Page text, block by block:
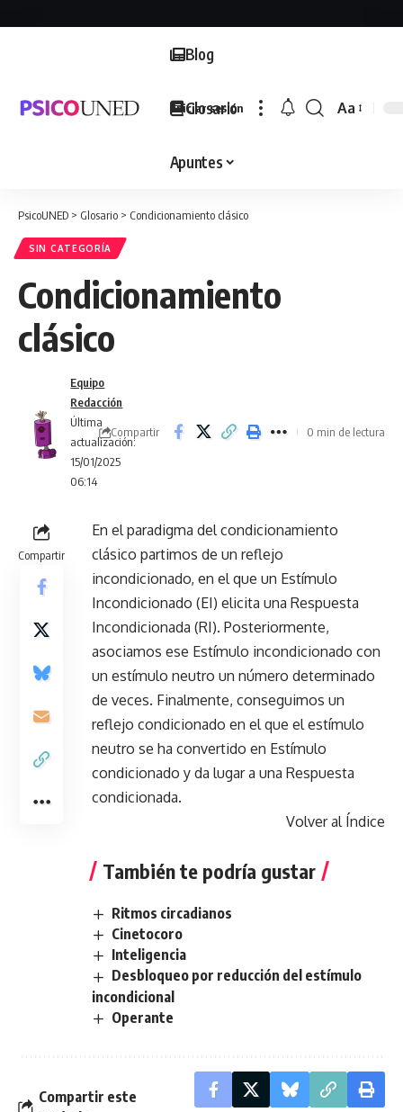
Blog
Glosario
Apuntes
Iniciar sesión
Font
Aa
PsicoUNED > Glosario > Condicionamiento clásico
SIN CATEGORÍA
Condicionamiento
clásico
Última
actualización:
15/01/2025
06:14
Equipo
Redacción
Compartir 0 min de lectura
Compartir
En el paradigma del condicionamiento
clásico partimos de un reflejo
incondicionado, en el que un Estímulo
Incondicionado (EI) elicita una Respuesta
Incondicionada (RI). Posteriormente,
asociamos ese Estímulo incondicionado con
un estímulo neutro un número determinado
de veces. Finalmente, conseguimos un
reflejo condicionado en el que el estímulo
neutro se ha convertido en Estímulo
condicionado y da lugar a una Respuesta
condicionada.
Volver al Índice
También te podría gustar
Ritmos circadianos
Cinetocoro
Inteligencia
Desbloqueo por reducción del estímulo
incondicional
Operante
Compartir este